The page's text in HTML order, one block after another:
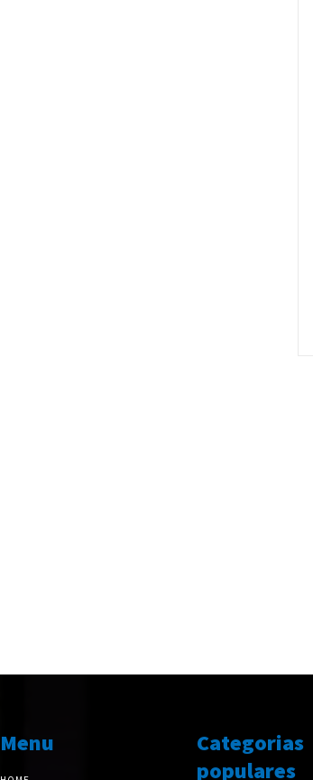
Menu
Categorias
populares